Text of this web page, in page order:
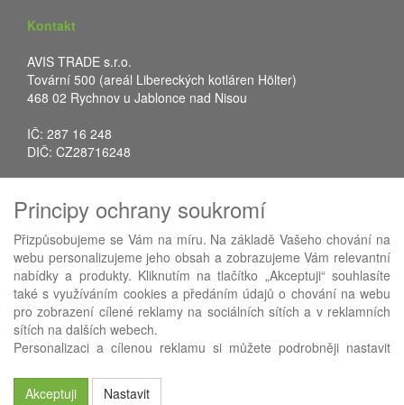
Kontakt
AVIS TRADE s.r.o.
Tovární 500 (areál Libereckých kotláren Hölter)
468 02 Rychnov u Jablonce nad Nisou
IČ: 287 16 248
DIČ: CZ28716248
Fax: +420 483 034 590
E-mail:info@avistrade.cz
Web:www.avistrade.cz
Používáme ABRA eShop- nejlepší řešení e-commerce pro náš
Principy ochrany soukromí
Přizpůsobujeme se Vám na míru. Na základě Vašeho chování na
webu personalizujeme jeho obsah a zobrazujeme Vám relevantní
nabídky a produkty. Kliknutím na tlačítko „Akceptuji“ souhlasíte
také s využíváním cookies a předáním údajů o chování na webu
pro zobrazení cílené reklamy na sociálních sítích a v reklamních
sítích na dalších webech.
Personalizaci a cílenou reklamu si můžete podrobněji nastavit
Akceptuji
Nastavit